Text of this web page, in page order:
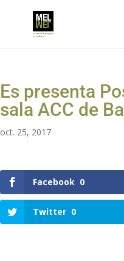
Es presenta
sala ACC de
oct. 25, 2017
Facebook 0
Twitter 0